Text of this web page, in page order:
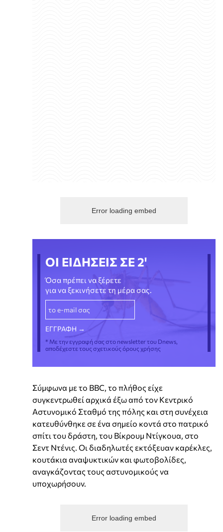
Error loading embed
ΟΙ ΕΙΔΗΣΕΙΣ ΣΕ 2'
Όσα πρέπει να ξέρετε
για να ξεκινήσετε τη μέρα σας.
* Με την εγγραφή σας στο newsletter του Dnews,
αποδέχεστε τους σχετικούς όρους χρήσης
Σύμφωνα με το BBC, το πλήθος είχε
συγκεντρωθεί αρχικά έξω από τον Κεντρικό
Αστυνομικό Σταθμό της πόλης και στη συνέχεια
κατευθύνθηκε σε ένα σημείο κοντά στο πατρικό
σπίτι του δράστη, του Βίκρουμ Ντίγκουα, στο
Σεντ Ντένις. Οι διαδηλωτές εκτόξευαν καρέκλες,
κουτάκια αναψυκτικών και φωτοβολίδες,
αναγκάζοντας τους αστυνομικούς να
υποχωρήσουν.
Error loading embed